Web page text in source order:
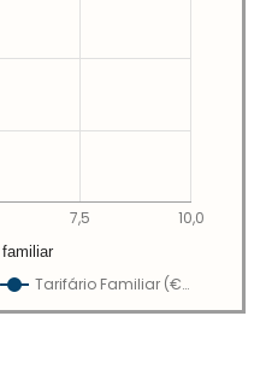
Tarifário Familiar (€…
7,5 10,0